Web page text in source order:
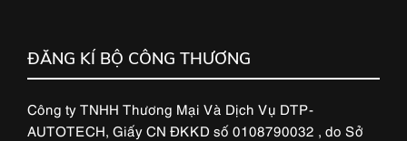
ĐĂNG KÍ BỘ CÔNG THƯƠNG
Công ty TNHH Thương Mại Và Dịch Vụ DTP-
AUTOTECH, Giấy CN ĐKKD số 0108790032 , do Sở